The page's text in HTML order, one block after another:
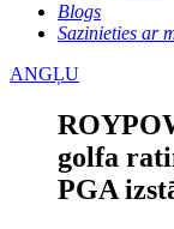
Blogs
Sazinieties ar
ANGĻU
golfa
PGA